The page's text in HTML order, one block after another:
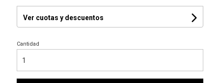
Ver cuotas y descuentos
Cantidad